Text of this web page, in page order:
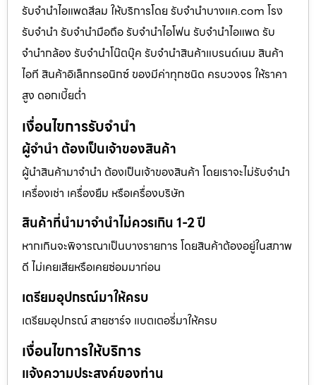
รับจำนำไอแพดสีลม ให้บริการโดย รับจํานําบางแค.com โรง
รับจำนำ รับจำนำมือถือ รับจำนำไอโฟน รับจำนำไอแพด รับ
จำนำกล้อง รับจำนำโน๊ตบุ๊ค รับจำนำสินค้าแบรนด์เนม สินค้า
ไอที สินค้าอิเล็กทรอนิกซ์ ของมีค่าทุกชนิด ครบวงจร ให้ราคา
สูง ดอกเบี้ยต่ำ
เงื่อนไขการรับจำนำ
ผู้จำนำ ต้องเป็นเจ้าของสินค้า
ผู้นำสินค้ามาจำนำ ต้องเป็นเจ้าของสินค้า โดยเราจะไม่รับจำนำ
เครื่องเช่า เครื่องยืม หรือเครื่องบริษัท
สินค้าที่นำมาจำนำไม่ควรเกิน 1-2 ปี
หากเกินจะพิจารณาเป็นบางรายการ โดยสินค้าต้องอยู่ในสภาพ
ดี ไม่เคยเสียหรือเคยซ่อมมาก่อน
เตรียมอุปกรณ์มาให้ครบ
เตรียมอุปกรณ์ สายชาร์จ แบตเตอรี่มาให้ครบ
เงื่อนไขการให้บริการ
แจ้งความประสงค์ของท่าน